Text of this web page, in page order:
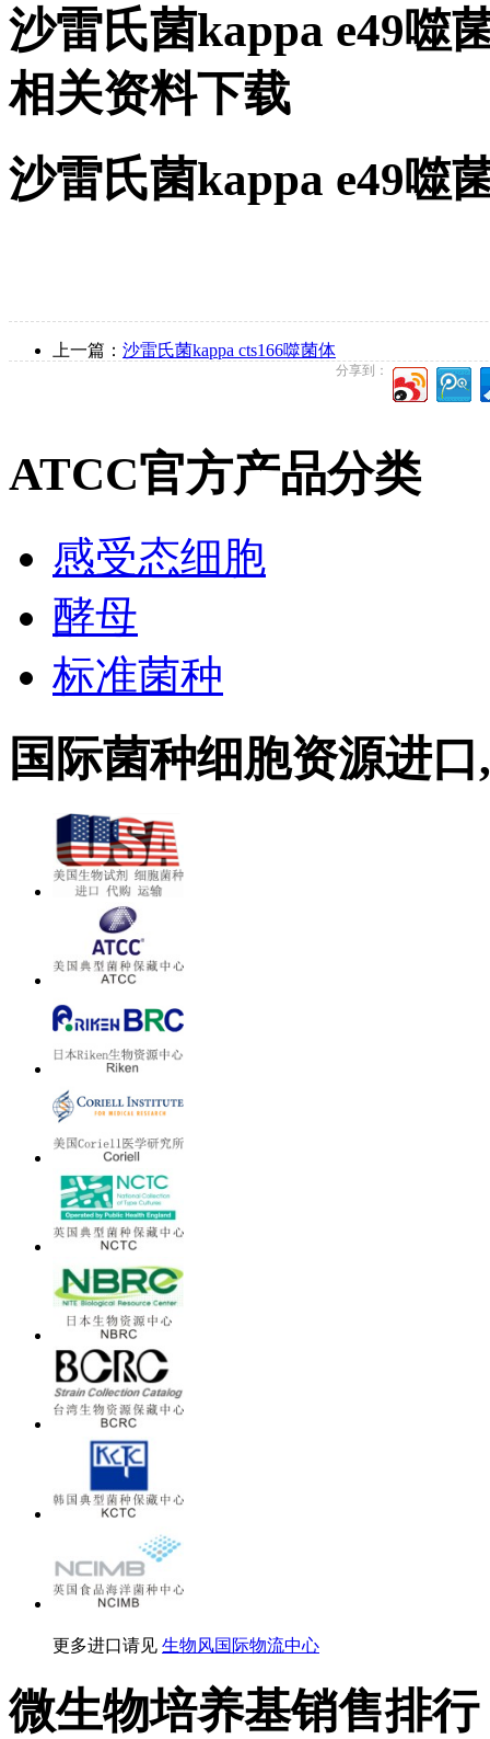
沙雷氏菌kappa e49噬
相关资料下载
沙雷氏菌kappa e49噬
上一篇： 沙雷氏菌kappa cts166噬菌体
分享到：
ATCC官方产品分类
感受态细胞
酵母
标准菌种
国际菌种细胞资源进
更多进口请见 生物风国际物流中心
微生物培养基销售排行